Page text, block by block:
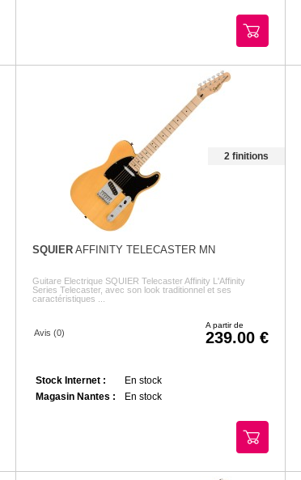
2 finitions
SQUIERAFFINITY TELECASTER MN
Guitare Electrique SQUIER Telecaster Affinity L'Affinity
Series Telecaster, avec son look traditionnel et ses
caractéristiques ...
Avis (0)
A partir de
239.00
Stock Internet :
En stock
Magasin Nantes :
En stock